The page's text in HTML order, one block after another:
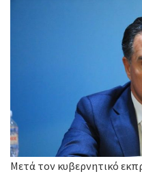
Μετά τον κυβερνητικό